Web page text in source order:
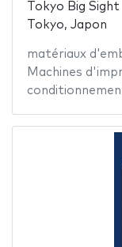
Tokyo Big Sight
Tokyo, Japon
matériaux
Machines